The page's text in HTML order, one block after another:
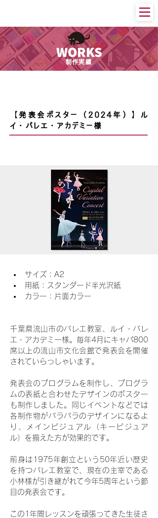
WORKS
制作実績
【発表会ポスター（2024年）】ル
イ・バレエ・アカデミー様
サイズ：A2
用紙：スタンダード半光沢紙
カラー：片面カラー
千葉県流山市のバレエ教室、ルイ・バレ
エ・アカデミー様。毎年4月にキャパ800
席以上の流山市文化会館で発表会を開催
されていらっしゃいます。
発表会のプログラムを制作し、プログラ
ムの表紙と合わせたデザインのポスター
も制作しました。同じイベントなどでは
各制作物がバラバラのデザインになるよ
り、メインビジュアル（キービジュア
ル）を揃えた方が効果的です。
前身は1975年創立という50年近い歴史
を持つバレエ教室で、現在の主宰である
小林様が引き継がれて今年5周年という節
目の発表会です。
この1年間レッスンを頑張ってきた生徒さ